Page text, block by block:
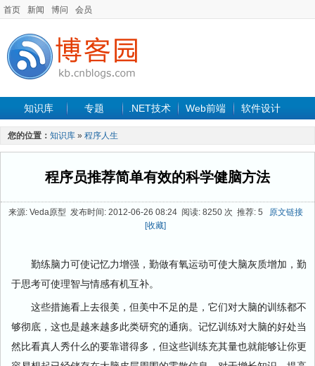
首页 新闻 博问 会员
知识库 专题 .NET技术 Web前端 软件设计
手机开发 软件工程
最新文章
您的位置： 知识库 » 程序人生
程序员推荐简单有效的科学健脑方法
来源: Veda原型 发布时间: 2012-06-26 08:24 阅读: 8250 次 推荐: 5
原文链接
[收藏]
勤练脑力可使记忆力增强，勤做有氧运动可使大脑灰质增加，勤
于思考可使理智与情感有机互补。
这些措施看上去很美，但美中不足的是，它们对大脑的训练都不
够彻底，这也是越来越多此类研究的通病。记忆训练对大脑的好处当
然比看真人秀什么的要靠谱得多，但这些训练充其量也就能够让你更